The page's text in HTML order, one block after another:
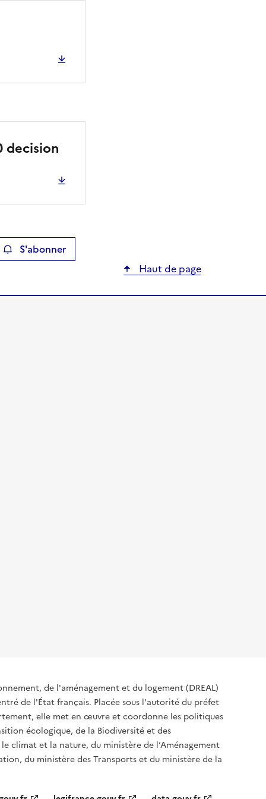
decision
S'abonner
Haut de page
de l'aménagement et du logement (DREAL)
de l'État français. Placée sous l'autorité du préfet
elle met en œuvre et coordonne les politiques
écologique, de la Biodiversité et des
climat et la nature, du ministère de l’Aménagement
du ministère des Transports et du ministère de la